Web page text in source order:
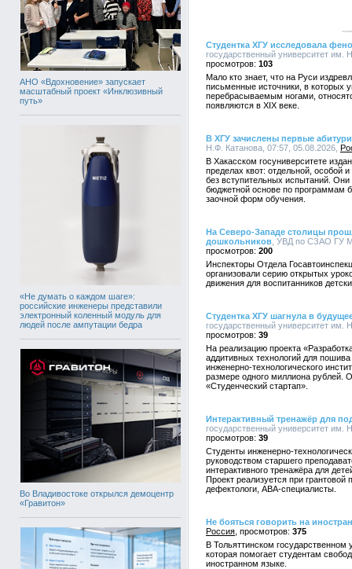
АНО «Вдохновение» запускает
масштабный проект «Инклюзивный
путь»
«Не думать о каждом шаге»:
российские инженеры представили
электронный коленный модуль для
людей после ампутации бедра
Во Владивостоке открылся демоцентр
«Гравитон»
Студентка ХГУ исследовала
государственный университет им.
103
Мало кто знает, что на Руси
письменные источники, в которых
перебрасываемым ногами,
появляются в XIX веке.
В ХГУ зачислены первые
Н.Ф. Катанова, 07:57, 05.08.2026,
В Хакасском госуниверситете
пределах квот: отдельной, особой
без вступительных испытаний.
бюджетной основе по программам
заочной форм обучения.
На Северо-Западе столицы
дошкольников , УВД по СЗАО ГУ
200
Инспекторы Отдела
организовали серию открытых
движения для воспитанников
Студентка ХГУ шагнула в
государственный университет им.
39
На реализацию проекта
аддитивных технологий для
инженерно-технологического
размере одного миллиона рублей.
«Студенческий стартап».
Интерактивный тренажёр для
государственный университет им.
39
Студенты инженерно-
руководством старшего
интерактивного тренажёра для
Проект реализуется при грантовой
дефектологи, АВА-специалисты.
Не бояться говорить на
Россия
375
В Тольяттинском государственном
которая помогает студентам
иностранном языке.